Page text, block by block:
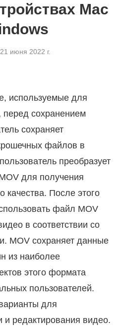
Mac
21 июня 2022 г.
используемые для
сохранением
сохраняет
файлов в
преобразует
для получения
качества. После этого
файл MOV
в соответствии со
MOV сохраняет данные
из наиболее
этого формата
пользователей.
для
редактирования видео.